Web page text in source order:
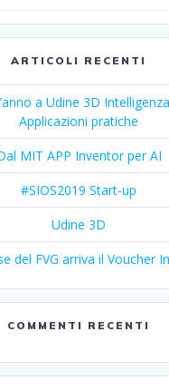
ARTICOLI RECENTI
a Udine 3D
Applicazioni pratiche
MIT APP Inventor per AI
#SIOS2019 Start-up
Udine 3D
del FVG arriva il Voucher
COMMENTI RECENTI